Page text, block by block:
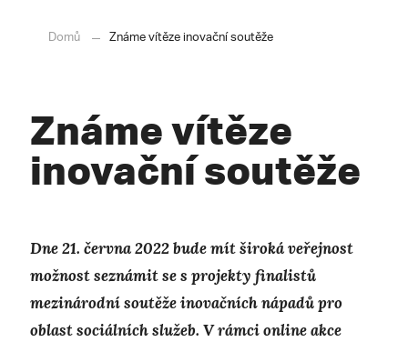
Domů Známe vítěze inovační soutěže
Známe vítěze
inovační soutěže
Dne 21. června 2022 bude mít široká veřejnost
možnost seznámit se s projekty finalistů
mezinárodní soutěže inovačních nápadů pro
oblast sociálních služeb. V rámcionline akce